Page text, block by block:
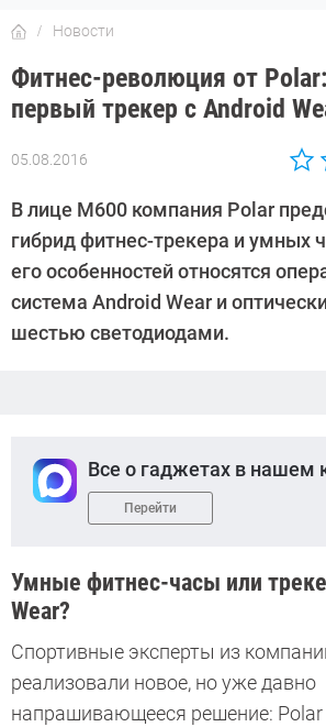
Новости
Фитнес-революция от
первый трекер с Android
05.08.2016
Автор:
Киреев
В лице M600 компания Polar
гибрид фитнес-трекера и умных
его особенностей относятся
система Android Wear и
шестью светодиодами.
Все о гаджетах в нашем
Перейти
Умные фитнес-часы или
Wear?
Спортивные эксперты из
реализовали новое, но уже давно
напрашивающееся решение: